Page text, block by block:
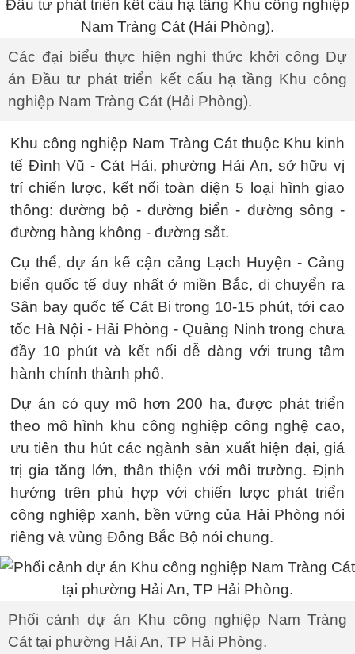
Các đại biểu thực hiện nghi thức khởi công Dự
án Đầu tư phát triển kết cấu hạ tầng Khu công
nghiệp Nam Tràng Cát (Hải Phòng).
Khu công nghiệp Nam Tràng Cát thuộc Khu kinh
tế Đình Vũ - Cát Hải, phường Hải An, sở hữu vị
trí chiến lược, kết nối toàn diện 5 loại hình giao
thông: đường bộ - đường biển - đường sông -
đường hàng không - đường sắt.
Cụ thể, dự án kế cận cảng Lạch Huyện - Cảng
biển quốc tế duy nhất ở miền Bắc, di chuyển ra
Sân bay quốc tế Cát Bi trong 10-15 phút, tới cao
tốc Hà Nội - Hải Phòng - Quảng Ninh trong chưa
đầy 10 phút và kết nối dễ dàng với trung tâm
hành chính thành phố.
Dự án có quy mô hơn 200 ha, được phát triển
theo mô hình khu công nghiệp công nghệ cao,
ưu tiên thu hút các ngành sản xuất hiện đại, giá
trị gia tăng lớn, thân thiện với môi trường. Định
hướng trên phù hợp với chiến lược phát triển
công nghiệp xanh, bền vững của Hải Phòng nói
riêng và vùng Đông Bắc Bộ nói chung.
Phối cảnh dự án Khu công nghiệp Nam Tràng
Cát tại phường Hải An, TP Hải Phòng.